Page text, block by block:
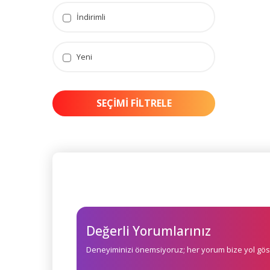
İndirimli
Yeni
SEÇIMI FILTRELE
Değerli Yorumlarınız
Deneyiminizi önemsiyoruz; her yorum bize yol